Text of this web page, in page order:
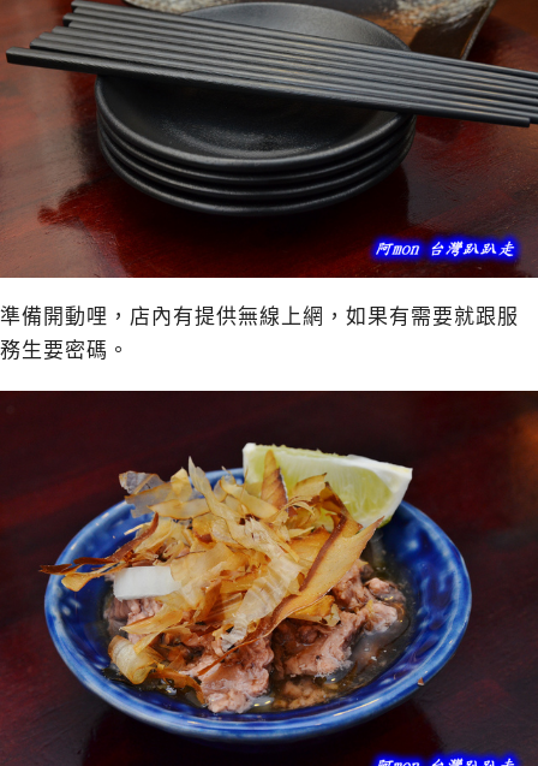
準備開動哩，店內有提供無線上網，如果有需要就跟服
務生要密碼。